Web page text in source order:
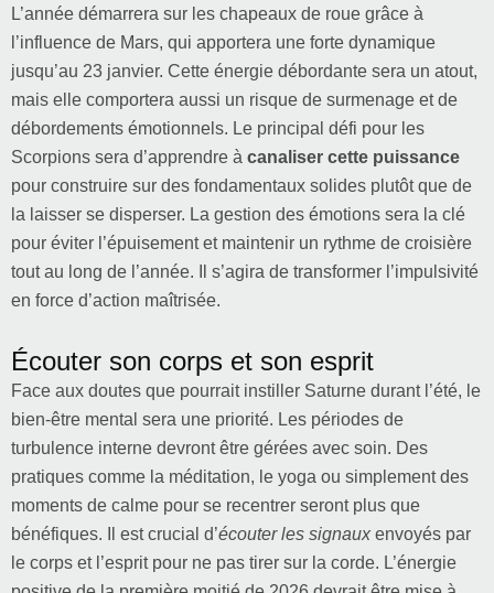
L’année démarrera sur les chapeaux de roue grâce à
l’influence de Mars, qui apportera une forte dynamique
jusqu’au 23 janvier. Cette énergie débordante sera un atout,
mais elle comportera aussi un risque de surmenage et de
débordements émotionnels. Le principal défi pour les
Scorpions sera d’apprendre à canaliser cette puissance
pour construire sur des fondamentaux solides plutôt que de
la laisser se disperser. La gestion des émotions sera la clé
pour éviter l’épuisement et maintenir un rythme de croisière
tout au long de l’année. Il s’agira de transformer l’impulsivité
en force d’action maîtrisée.
Écouter son corps et son esprit
Face aux doutes que pourrait instiller Saturne durant l’été, le
bien-être mental sera une priorité. Les périodes de
turbulence interne devront être gérées avec soin. Des
pratiques comme la méditation, le yoga ou simplement des
moments de calme pour se recentrer seront plus que
bénéfiques. Il est crucial d’écouter les signaux envoyés par
le corps et l’esprit pour ne pas tirer sur la corde. L’énergie